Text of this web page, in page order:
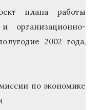
плана работы
организационно-
2002 года,
по экономике